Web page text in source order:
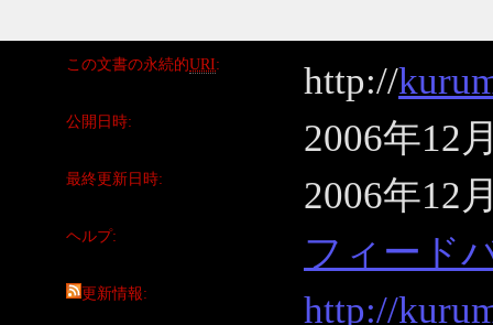
この文書の永続的URI http://
公開日時 2006年12
最終更新日時 2006年12
ヘルプ フィード
更新情報 http://